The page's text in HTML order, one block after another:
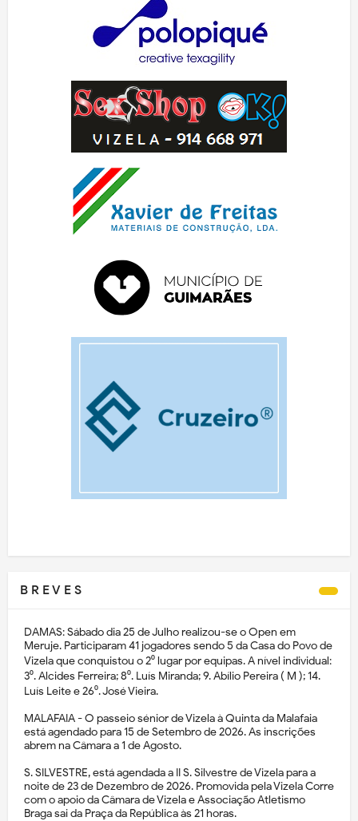
B R E V E S
DAMAS: Sábado dia 25 de Julho realizou-se o Open em
Meruje. Participaram 41 jogadores sendo 5 da Casa do Povo de
Vizela que conquistou o 2⁰ lugar por equipas. A nível individual:
3⁰. Alcides Ferreira; 8⁰. Luís Miranda; 9. Abílio Pereira ( M ); 14.
Luís Leite e 26⁰. José Vieira.
MALAFAIA - O passeio sénior de Vizela à Quinta da Malafaia
está agendado para 15 de Setembro de 2026. As inscrições
abrem na Câmara a 1 de Agosto.
S. SILVESTRE, está agendada a II S. Silvestre de Vizela para a
noite de 23 de Dezembro de 2026. Promovida pela Vizela Corre
com o apoio da Câmara de Vizela e Associação Atletismo
Braga sai da Praça da República às 21 horas.